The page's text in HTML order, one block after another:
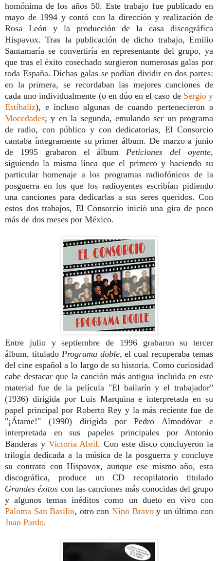
homónima de los años 50. Este trabajo fue publicado en
mayo de 1994 y contó con la dirección y realización de
Rosa León y la producción de la casa discográfica
Hispavox.Tras la publicación de dicho trabajo, Emilio
Santamaría se convertiría en representante del grupo, ya
que tras el éxito cosechado surgieron numerosas galas por
toda España. Dichas galas se podían dividir en dos partes:
en la primera, se recordaban las mejores canciones de
cada uno individualmente (o en dúo en el caso de Sergio y
Estíbaliz), e incluso algunas de cuando pertenecieron a
Mocedades; y en la segunda, emulando ser un programa
de radio, con público y con dedicatorias, El Consorcio
cantaba íntegramente su primer álbum. De marzo a junio
de 1995grabaron el álbum Peticiones del oyente,
siguiendo la misma línea que el primero y haciendo su
particular homenaje a los programas radiofónicos de la
posguerra en los que los radioyentes escribían pidiendo
una canciones para dedicarlas a sus seres queridos. Con
estos dos trabajos, El Consorcio inició una gira de poco
más de dos meses por México.
Entre julio y septiembre de 1996 grabaron su tercer
álbum, titulado Programa doble, el cual recuperaba temas
del cine español a lo largo de su historia. Como curiosidad
cabe destacar que la canción más antigua incluida en este
material fue de la película "El bailarín y el trabajador"
(1936) dirigida por Luis Marquina e interpretada en su
papel principal por Roberto Rey y la más reciente fue de
"¡Átame!" (1990) dirigida por Pedro Almodóvar e
interpretada en sus papeles principales por Antonio
Banderas y Victoria Abril. Con este disco concluyeron la
trilogía dedicada a la música de la posguerra y concluye
su contrato con Hispavox, aunque ese mismo año, esta
discográfica, produce un CD recopilatorio titulado
Grandes éxitos con las canciones más conocidas del grupo
y algunos temas inéditos como un dueto en vivo con
Paloma San Basilio, otro conNino Bravoy un último con
Juan Pardo.